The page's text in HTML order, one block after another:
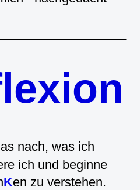
nach, was ich
ich und beginne
Ken zu verstehen.